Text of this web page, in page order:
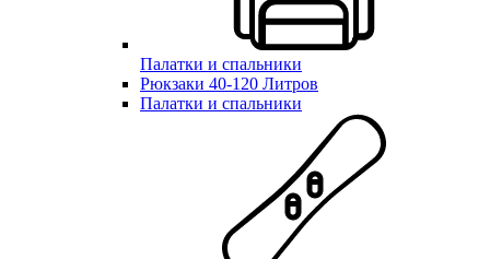
Палатки и спальники
Рюкзаки 40-120 Литров
Палатки и спальники